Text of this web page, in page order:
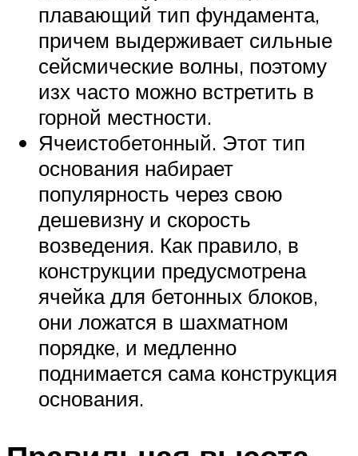
плавающий тип фундамента,
причем выдерживает сильные
сейсмические волны, поэтому
изх часто можно встретить в
горной местности.
Ячеистобетонный. Этот тип
основания набирает
популярность через свою
дешевизну и скорость
возведения. Как правило, в
конструкции предусмотрена
ячейка для бетонных блоков,
они ложатся в шахматном
порядке, и медленно
поднимается сама конструкция
основания.